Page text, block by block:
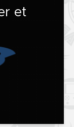
et